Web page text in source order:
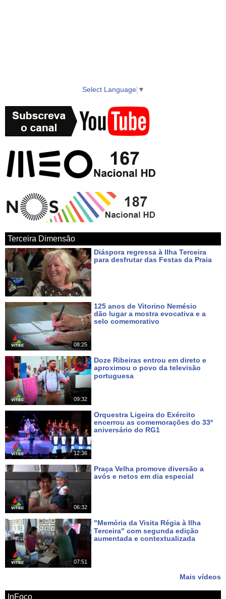
Select Language ▼
Terceira Dimensão
Diáspora regressa à Ilha Terceira
para desfrutar das Festas da Praia
08:25
125 anos de Vitorino Nemésio
dão lugar a mostra evocativa e a
selo comemorativo
09:32
Doze Ribeiras entrou em direto e
aproximou o povo da televisão
portuguesa
12:36
Orquestra Ligeira do Exército
encerrou as comemorações do 33º
aniversário do RG1
06:32
Praça Velha promove diversão a
avós e netos em dia especial
07:51
"Memória da Visita Régia à Ilha
Terceira" com segunda edição
aumentada e contextualizada
Mais vídeos
InFoco